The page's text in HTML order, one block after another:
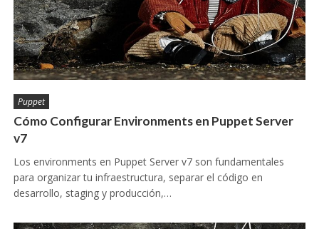
Puppet
Cómo Configurar Environments en Puppet Server
v7
Los environments en Puppet Server v7 son fundamentales
para organizar tu infraestructura, separar el código en
desarrollo, staging y producción,…